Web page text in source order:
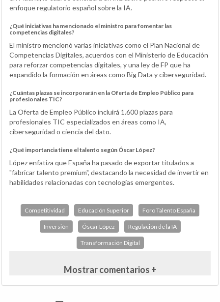
enfoque regulatorio español sobre la IA.
¿Qué iniciativas ha mencionado el ministro para fomentar las
competencias digitales?
El ministro mencionó varias iniciativas como el Plan Nacional de
Competencias Digitales, acuerdos con el Ministerio de Educación
para reforzar competencias digitales, y una ley de FP que ha
expandido la formación en áreas como Big Data y ciberseguridad.
¿Cuántas plazas se incorporarán en la Oferta de Empleo Público para
profesionales TIC?
La Oferta de Empleo Público incluirá 1.600 plazas para
profesionales TIC especializados en áreas como IA,
ciberseguridad o ciencia del dato.
¿Qué importancia tiene el talento según Óscar López?
López enfatiza que España ha pasado de exportar titulados a
"fabricar talento premium", destacando la necesidad de invertir en
habilidades relacionadas con tecnologías emergentes.
Competitividad Educación Superior Foro Talento España
Inversión Óscar López Regulación de la IA
Transformación Digital
Mostrar comentarios +